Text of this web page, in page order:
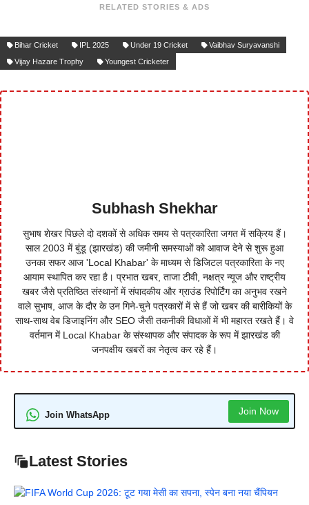
RELATED STORIES & ADS
Bihar Cricket IPL 2025 Under 19 Cricket
Vaibhav Suryavanshi
Vijay Hazare Trophy
Youngest Cricketer
Subhash Shekhar
सुभाष शेखर पिछले दो दशकों से अधिक समय से पत्रकारिता जगत में सक्रिय हैं।
साल 2003 में बुंडू (झारखंड) की जमीनी समस्याओं को आवाज देने से शुरू हुआ
उनका सफर आज 'Local Khabar' के माध्यम से डिजिटल पत्रकारिता के नए
आयाम स्थापित कर रहा है। प्रभात खबर, ताजा टीवी, नक्षत्र न्यूज और राष्ट्रीय
खबर जैसे प्रतिष्ठित संस्थानों में संपादकीय और ग्राउंड रिपोर्टिंग का अनुभव रखने
वाले सुभाष, आज के दौर के उन गिने-चुने पत्रकारों में से हैं जो खबर की बारीकियों के
साथ-साथ वेब डिजाइनिंग और SEO जैसी तकनीकी विधाओं में भी महारत रखते हैं। वे
वर्तमान में Local Khabar के संस्थापक और संपादक के रूप में झारखंड की
जनपक्षीय खबरों का नेतृत्व कर रहे हैं।
Join WhatsApp Join Now
Latest Stories